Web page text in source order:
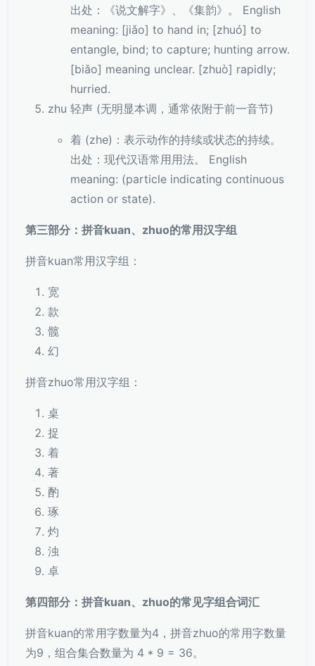
出处：《说文解字》、《集韵》。 English
meaning: [jiǎo] to hand in; [zhuó] to
entangle, bind; to capture; hunting arrow.
[biǎo] meaning unclear. [zhuò] rapidly;
hurried.
zhu 轻声 (无明显本调，通常依附于前一音节)
着 (zhe)：表示动作的持续或状态的持续。
出处：现代汉语常用用法。 English
meaning: (particle indicating continuous
action or state).
第三部分：拼音kuan、zhuo的常用汉字组
拼音kuan常用汉字组：
宽
款
髋
幻
拼音zhuo常用汉字组：
桌
捉
着
著
酌
琢
灼
浊
卓
第四部分：拼音kuan、zhuo的常见字组合词汇
拼音kuan的常用字数量为4，拼音zhuo的常用字数量
为9，组合集合数量为 4 * 9 = 36。